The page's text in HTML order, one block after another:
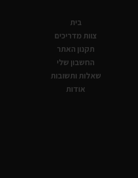
בית
צוות מדריכים
תקנון האתר
החשבון שלי
שאלות ותשובות
אודות